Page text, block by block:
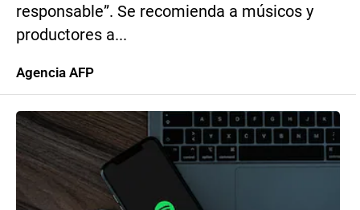
responsable”. Se recomienda a músicos y
productores a...
Agencia AFP